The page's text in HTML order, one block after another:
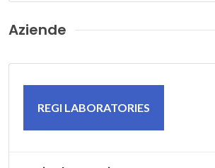
Aziende
REGI LABORATORIES